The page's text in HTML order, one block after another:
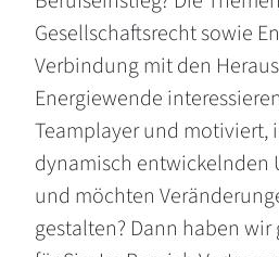
Gesellschaftsrecht sowie
Verbindung mit den
Energiewende
Teamplayer und motiviert,
dynamisch entwickelnden
und möchten
gestalten? Dann haben